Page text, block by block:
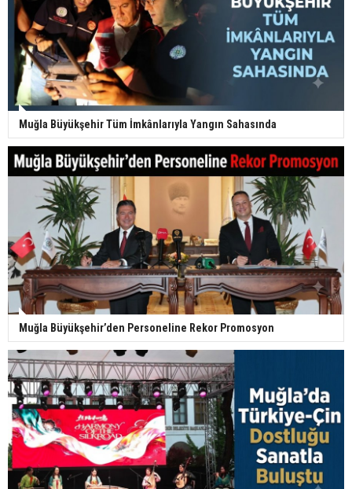
Muğla Büyükşehir Tüm İmkânlarıyla Yangın Sahasında
Muğla Büyükşehir’den Personeline Rekor Promosyon